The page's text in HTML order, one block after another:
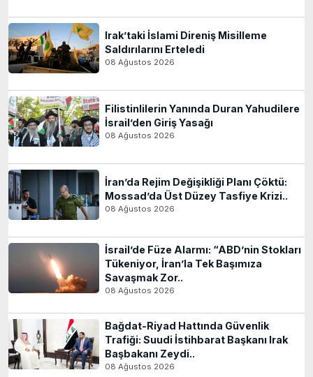
Irak’taki İslami Direniş Misilleme
Saldırılarını Erteledi
08 Ağustos 2026
Filistinlilerin Yanında Duran Yahudilere
İsrail’den Giriş Yasağı
08 Ağustos 2026
İran’da Rejim Değişikliği Planı Çöktü:
Mossad’da Üst Düzey Tasfiye Krizi..
08 Ağustos 2026
İsrail’de Füze Alarmı: “ABD’nin Stokları
Tükeniyor, İran’la Tek Başımıza
Savaşmak Zor..
08 Ağustos 2026
Bağdat-Riyad Hattında Güvenlik
Trafiği: Suudi İstihbarat Başkanı Irak
Başbakanı Zeydi..
08 Ağustos 2026